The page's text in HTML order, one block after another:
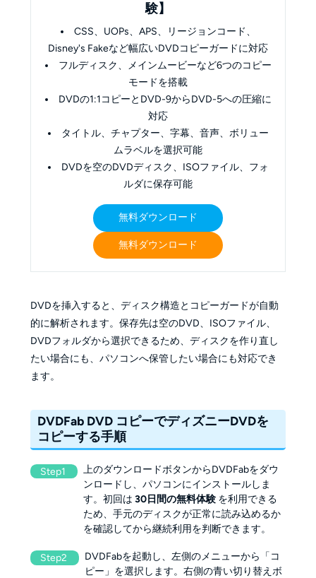
験】
CSS、UOPs、APS、リージョンコード、
Disney's Fakeなど幅広いDVDコピーガードに対応
フルディスク、メインムービーなど6つのコピー
モードを搭載
DVDの1:1コピーとDVD-9からDVD-5への圧縮に
対応
タイトル、チャプター、字幕、音声、ボリュー
ムラベルを選択可能
DVDを空のDVDディスク、ISOファイル、フォ
ルダに保存可能
無料ダウンロード
無料ダウンロード
DVDを挿入すると、ディスク構造とコピーガードが自動
的に解析されます。保存先は空のDVD、ISOファイル、
DVDフォルダから選択できるため、ディスクを作り直し
たい場合にも、パソコンへ保管したい場合にも対応でき
ます。
DVDFab DVD コピーでディズニーDVDを
コピーする手順
Step1
上のダウンロードボタンからDVDFabをダウ
ンロードし、パソコンにインストールしま
す。初回は30日間の無料体験 を利用できる
ため、手元のディスクが正常に読み込めるか
を確認してから継続利用を判断できます。
Step2
DVDFabを起動し、左側のメニューから「コ
ピー」を選択します。右側の青い切り替えボ